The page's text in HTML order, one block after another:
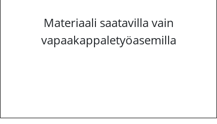
Materiaali saatavilla vain
vapaakappaletyöasemilla